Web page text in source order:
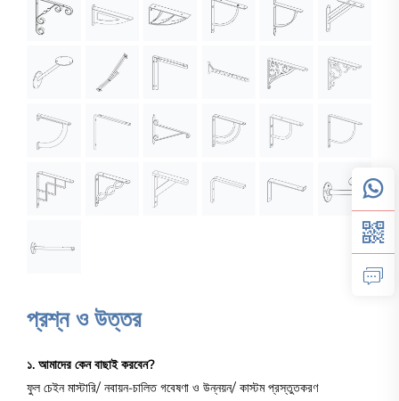
প্রশ্ন ও উত্তর
১. আমাদের কেন বাছাই করবেন?
ফুল চেইন মাস্টারি/ নবায়ন-চালিত গবেষণা ও উন্নয়ন/ কাস্টম প্রস্তুতকরণ